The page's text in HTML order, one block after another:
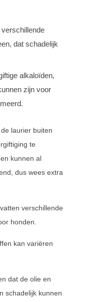
dat schadelijk
alkaloïden,
zijn voor
laurier buiten
te
kunnen al
dus wees extra
verschillende
honden.
kan variëren
dat de olie en
schadelijk kunnen